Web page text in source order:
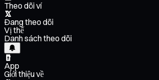
Theo dõi ví
Đang theo dõi
Vị thế
Danh sách theo dõi
App
Giới thiệu về